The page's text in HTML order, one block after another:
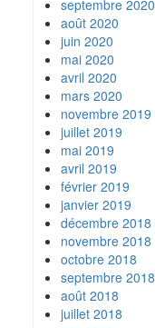
septembre 2020
août 2020
juin 2020
mai 2020
avril 2020
mars 2020
novembre 2019
juillet 2019
mai 2019
avril 2019
février 2019
janvier 2019
décembre 2018
novembre 2018
octobre 2018
septembre 2018
août 2018
juillet 2018